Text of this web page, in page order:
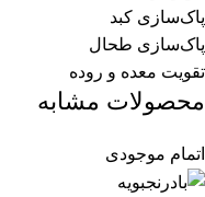
پاک‌سازی کبد
پاک‌سازی طحال
تقویت معده و روده
محصولات مشابه
اتمام موجودی